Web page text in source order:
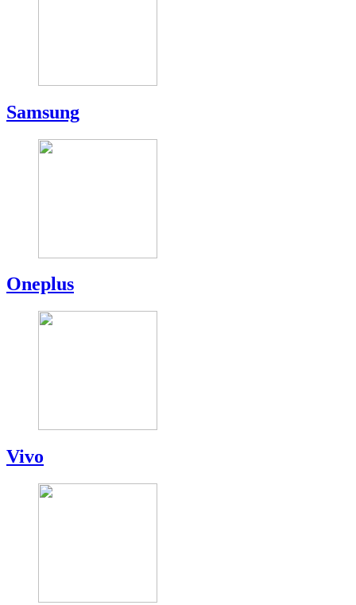
Samsung
Oneplus
Vivo